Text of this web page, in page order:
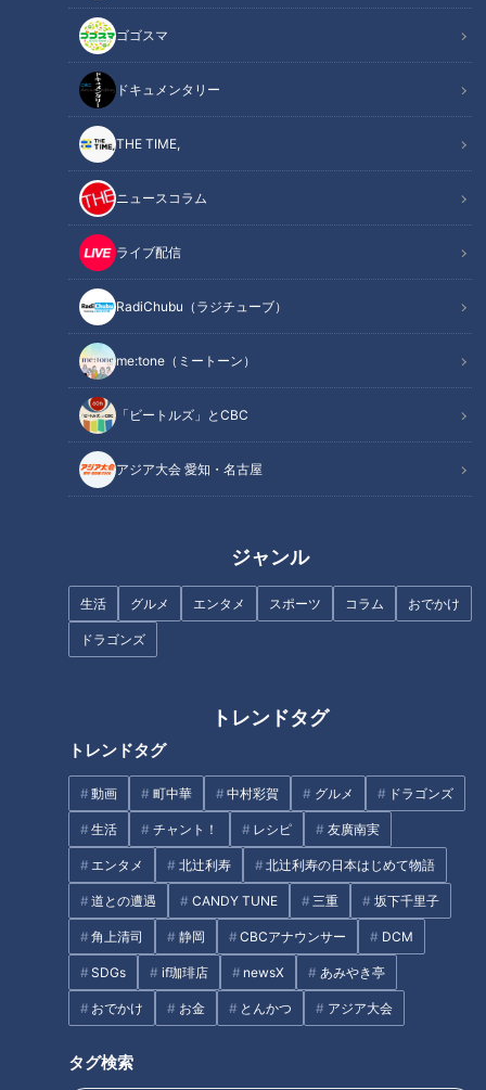
ゴゴスマ
ドキュメンタリー
THE TIME,
ニュースコラム
ライブ配信
RadiChubu（ラジチューブ）
me:tone（ミートーン）
「ビートルズ」とCBC
アジア大会 愛知・名古屋
ジャンル
生活 グルメ エンタメ スポーツ コラム おでかけ
ドラゴンズ
トレンドタグ
トレンドタグ
動画 町中華 中村彩賀 グルメ ドラゴンズ
生活 チャント！ レシピ 友廣南実
エンタメ 北辻利寿 北辻利寿の日本はじめて物語
道との遭遇 CANDY TUNE 三重 坂下千里子
角上清司 静岡 CBCアナウンサー DCM
SDGs if珈琲店 newsX あみやき亭
おでかけ お金 とんかつ アジア大会
タグ検索
この記事を見たあなたへのおすすめ
その腰痛“知らぬ間に骨折”かも
【チャント！】
「心臓病」【チャント！】
その腰痛“せぼねの病気”が原因
かも【チャント！】
その腰痛 原因は“首”かも！？
「がん検査」【チャント！】
番組紹介
チャント！
チャント知っ得！なるほどドクター
身近な生活情報から芸能、どこよりも詳しい天気情報などなど、東
海3県にとことん寄り添う新しい報道・情報番組。毎週月～金曜 午
後3:49～5:50放送（金曜は午後4:50～5:50放送）。
ホームページ
番組サイト